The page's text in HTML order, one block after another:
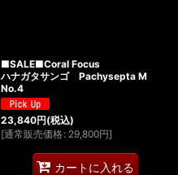
■SALE■Coral Focus
ハナガタサンゴ Pachysepta M
No.4
23,840円(税込)
[通常販売価格 : 29,800円]
カートに入れる